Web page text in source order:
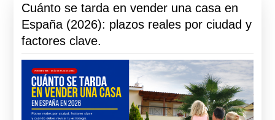
Cuánto se tarda en vender una casa en
España (2026): plazos reales por ciudad y
factores clave.